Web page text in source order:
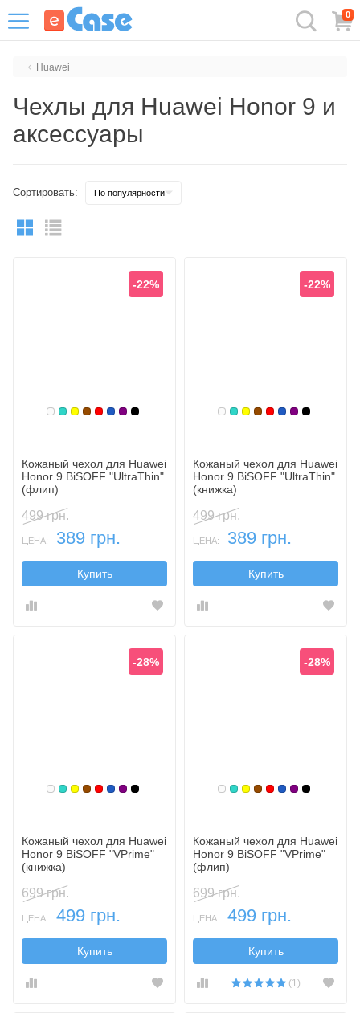
0
Huawei
Чехлы для Huawei Honor 9 и
аксессуары
Сортировать:
Белый
Бирюзовый
Желтый
Коричневый
Красный
Синий, темный
Фиолетовый, темный
Черный
-22%
Кожаный чехол для Huawei
Honor 9 BiSOFF "UltraThin"
(флип)
499 грн.
ЦЕНА: 389 грн.
Купить
Белый
Бирюзовый
Желтый
Коричневый
Красный
Синий,Черный
-22%
Кожаный чехол для Huawei
Honor 9 BiSOFF "UltraThin"
(книжка)
499 грн.
ЦЕНА: 389 грн.
Купить
Белый
Бирюзовый
Желтый
Коричневый
Красный
Синий, темный
Фиолетовый, темный
Черный
-28%
Кожаный чехол для Huawei
Honor 9 BiSOFF "VPrime"
(книжка)
699 грн.
ЦЕНА: 499 грн.
Купить
Белый
Бирюзовый
Желтый
Коричневый
Красный
Синий,Черный
-28%
Кожаный чехол для Huawei
Honor 9 BiSOFF "VPrime"
(флип)
699 грн.
ЦЕНА: 499 грн.
Купить
(1)